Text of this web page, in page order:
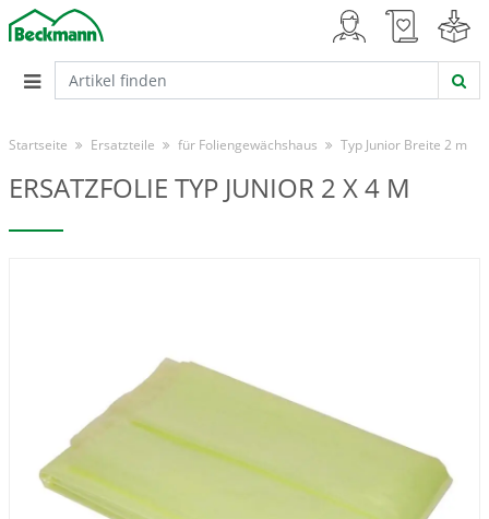
Startseite Ersatzteile für Foliengewächshaus Typ Junior Breite 2 m
ERSATZFOLIE TYP JUNIOR 2 X 4 M